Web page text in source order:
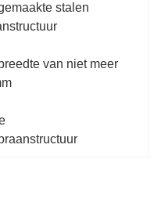
stalen
van niet meer